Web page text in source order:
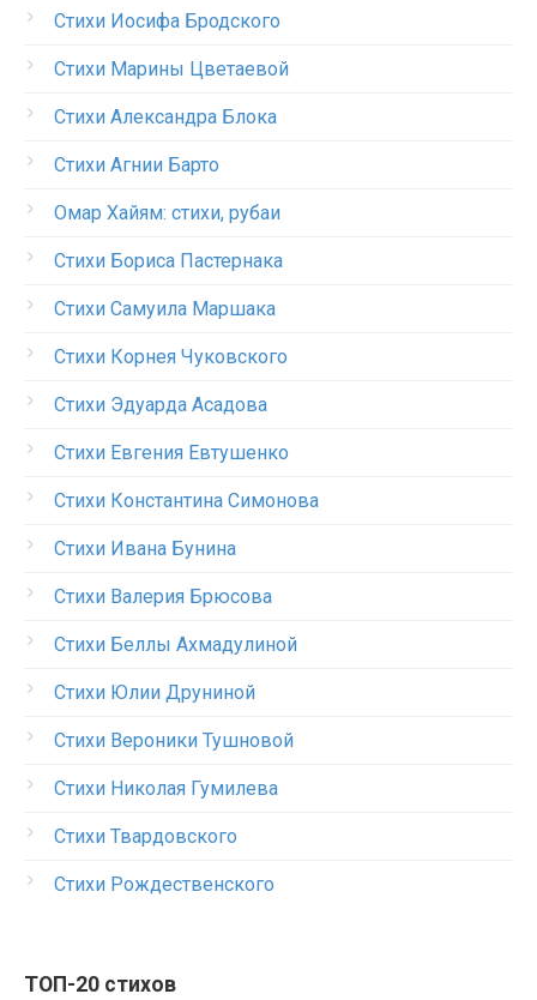
Стихи Иосифа Бродского
Стихи Марины Цветаевой
Стихи Александра Блока
Стихи Агнии Барто
Омар Хайям: стихи, рубаи
Стихи Бориса Пастернака
Стихи Самуила Маршака
Стихи Корнея Чуковского
Стихи Эдуарда Асадова
Стихи Евгения Евтушенко
Стихи Константина Симонова
Стихи Ивана Бунина
Стихи Валерия Брюсова
Стихи Беллы Ахмадулиной
Стихи Юлии Друниной
Стихи Вероники Тушновой
Стихи Николая Гумилева
Стихи Твардовского
Стихи Рождественского
ТОП-20 стихов